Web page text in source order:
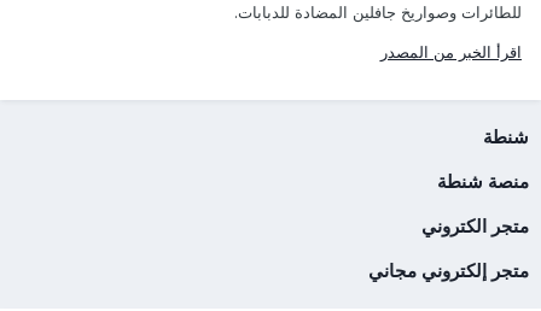
للطائرات وصواريخ جافلين المضادة للدبابات.
اقرأ الخبر من المصدر
شنطة
منصة شنطة
متجر الكتروني
متجر إلكتروني مجاني